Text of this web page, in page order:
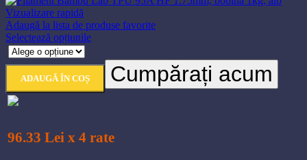
Vizualizare rapidă
Adaugă la lista de produse favorite
Selectează opțiunileAcest
multe
fi
ADAUGĂ ÎN COȘ Cumpărați acum
96.33 Lei x 4 rate